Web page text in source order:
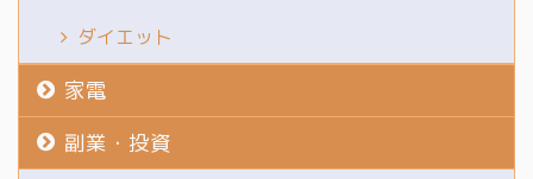
無駄なことするKINAKO
ですXをやってます ほぼ
殴り書 ...
ダイエット
家電
副業・投資